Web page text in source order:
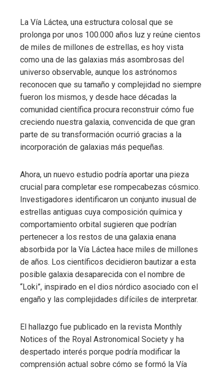
La Vía Láctea, una estructura colosal que se
prolonga por unos 100.000 años luz y reúne cientos
de miles de millones de estrellas, es hoy vista
como una de las galaxias más asombrosas del
universo observable, aunque los astrónomos
reconocen que su tamaño y complejidad no siempre
fueron los mismos, y desde hace décadas la
comunidad científica procura reconstruir cómo fue
creciendo nuestra galaxia, convencida de que gran
parte de su transformación ocurrió gracias a la
incorporación de galaxias más pequeñas.
Ahora, un nuevo estudio podría aportar una pieza
crucial para completar ese rompecabezas cósmico.
Investigadores identificaron un conjunto inusual de
estrellas antiguas cuya composición química y
comportamiento orbital sugieren que podrían
pertenecer a los restos de una galaxia enana
absorbida por la Vía Láctea hace miles de millones
de años. Los científicos decidieron bautizar a esta
posible galaxia desaparecida con el nombre de
“Loki”, inspirado en el dios nórdico asociado con el
engaño y las complejidades difíciles de interpretar.
El hallazgo fue publicado en la revista Monthly
Notices of the Royal Astronomical Society y ha
despertado interés porque podría modificar la
comprensión actual sobre cómo se formó la Vía